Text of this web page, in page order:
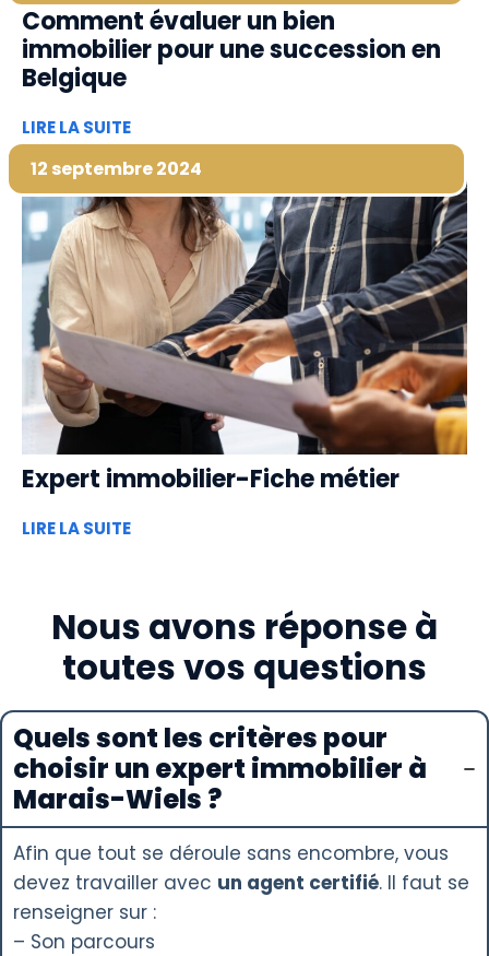
Comment évaluer un bien
immobilier pour une succession en
Belgique
LIRE LA SUITE
12 septembre 2024
Expert immobilier-Fiche métier
LIRE LA SUITE
Nous avons réponse à
toutes vos questions
Quels sont les critères pour
choisir un expert immobilier à
Marais-Wiels ?
Afin que tout se déroule sans encombre, vous
devez travailler avec un agent certifié. Il faut se
renseigner sur :
– Son parcours